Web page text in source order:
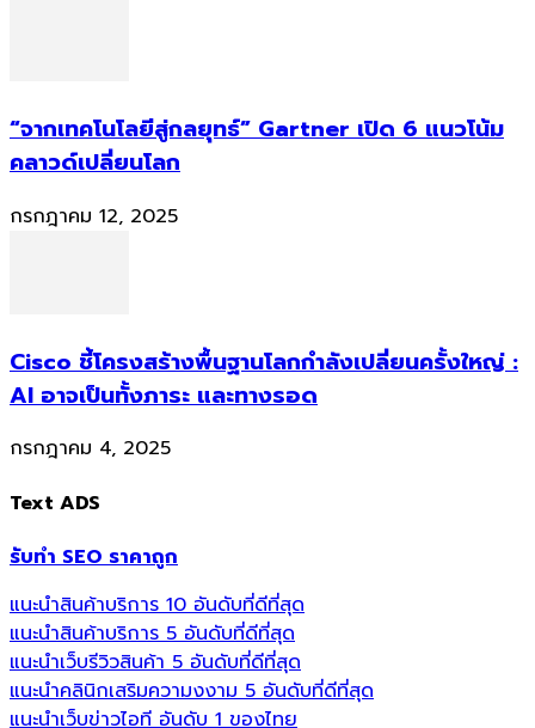
“จากเทคโนโลยีสู่กลยุทธ์” Gartner เปิด 6 แนวโน้ม
คลาวด์เปลี่ยนโลก
กรกฎาคม 12, 2025
Cisco ชี้โครงสร้างพื้นฐานโลกกำลังเปลี่ยนครั้งใหญ่ :
AI อาจเป็นทั้งภาระ และทางรอด
กรกฎาคม 4, 2025
Text ADS
รับทำ SEO ราคาถูก
แนะนำสินค้าบริการ 10 อันดับที่ดีที่สุด
แนะนำสินค้าบริการ 5 อันดับที่ดีที่สุด
แนะนำเว็บรีวิวสินค้า 5 อันดับที่ดีที่สุด
แนะนำคลินิกเสริมความงงาม 5 อันดับที่ดีที่สุด
แนะนำเว็บข่าวไอที อันดับ 1 ของไทย